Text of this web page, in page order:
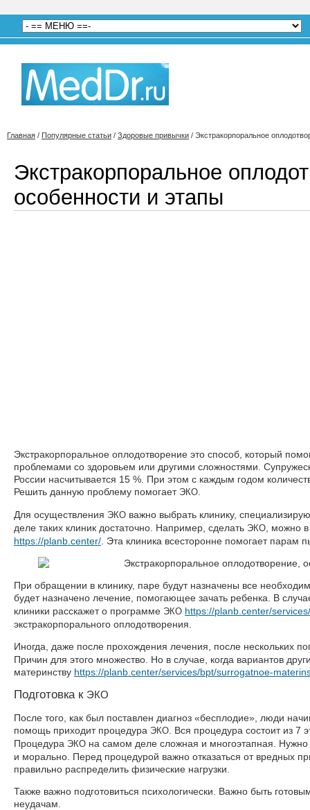
Главная / Популярные статьи / Здоровые привычки / Экстракорпоральное
Экстракорпоральное
особенности и этапы
Экстракорпоральное оплодотворение это способ, который
проблемами со здоровьем или другими сложностями.
России насчитывается 15 %. При этом с каждым годом
Решить данную проблему помогает ЭКО
Для осуществления ЭКО важно выбрать клинику,
деле таких клиник достаточно. Например, сделать ЭКО , можно
https://planb.center/ . Эта клиника всесторонне помогает парам
При обращении в клинику, паре будут назначены все
будет назначено лечение, помогающее зачать ребенка. В
клиники расскажет о программе ЭКО https://planb.center/
экстракорпорального оплодотворения.
Иногда, даже после прохождения лечения, после нескольких
Причин для этого множество. Но в случае, когда вариантов
материнству https://planb.center/services/bpt/surrogatnoe-
Подготовка к ЭКО
После того, как был поставлен диагноз «бесплодие», люди
помощь приходит процедура ЭКО . Вся процедура состоит из 7
Процедура ЭКО на самом деле сложная и многоэтапная. Нужно
и морально. Перед процедурой важно отказаться от вредных
правильно распределить физические нагрузки.
Также важно подготовиться психологически. Важно быть
неудачам.